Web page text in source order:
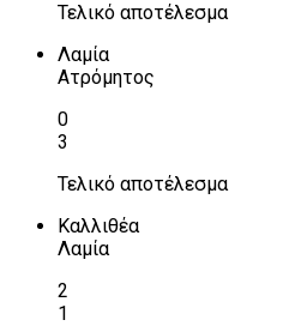
Τελικό αποτέλεσμα
Λαμία
Ατρόμητος
0
3
Τελικό αποτέλεσμα
Καλλιθέα
Λαμία
2
1